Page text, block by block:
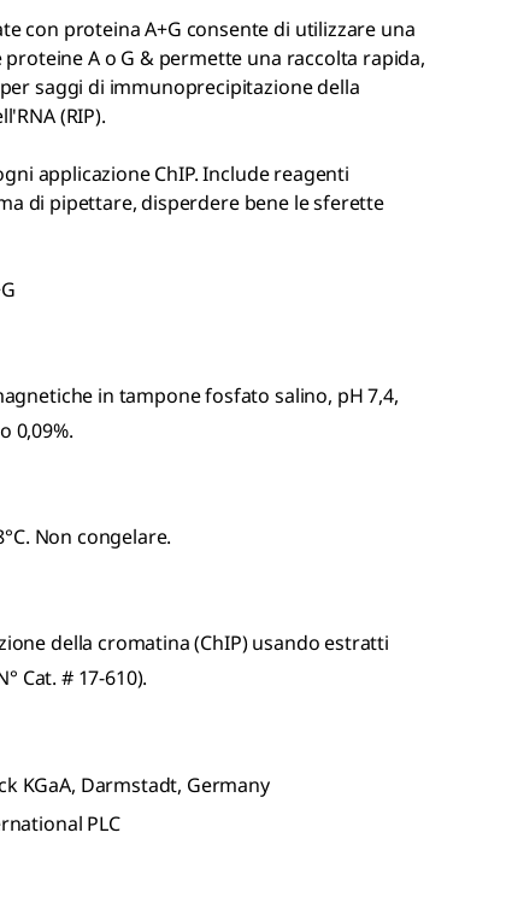
con proteina A+G consente di utilizzare una
A o G & permette una raccolta rapida,
saggi di immunoprecipitazione della
(RIP).
applicazione ChIP. Include reagenti
di pipettare, disperdere bene le sferette
in tampone fosfato salino, pH 7,4,
0,09%.
Non congelare.
della cromatina (ChIP) usando estratti
Cat. # 17-610).
KGaA, Darmstadt, Germany
PLC